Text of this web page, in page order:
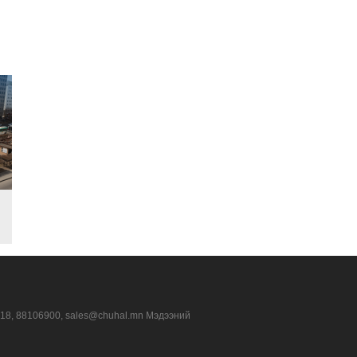
88106900, sales@chuhal.mn Мэдээний